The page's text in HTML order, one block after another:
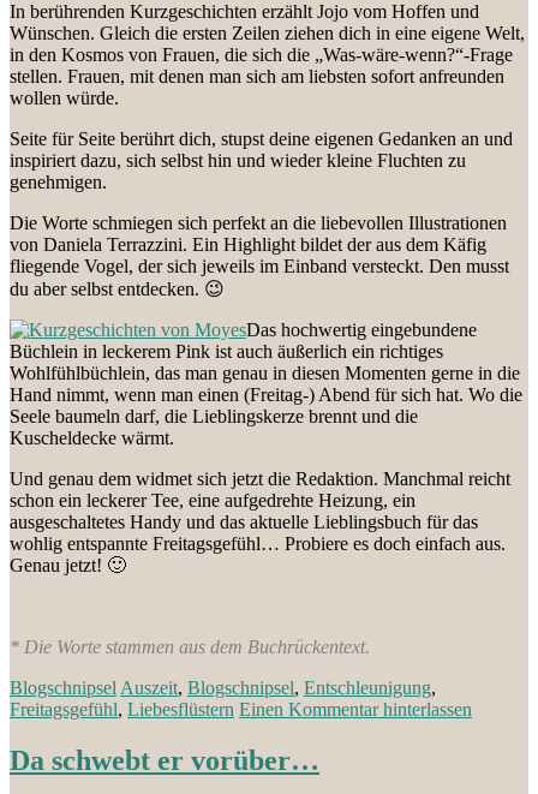
In berührenden Kurzgeschichten erzählt Jojo vom Hoffen und
Wünschen. Gleich die ersten Zeilen ziehen dich in eine eigene Welt,
in den Kosmos von Frauen, die sich die „Was-wäre-wenn?“-Frage
stellen. Frauen, mit denen man sich am liebsten sofort anfreunden
wollen würde.
Seite für Seite berührt dich, stupst deine eigenen Gedanken an und
inspiriert dazu, sich selbst hin und wieder kleine Fluchten zu
genehmigen.
Die Worte schmiegen sich perfekt an die liebevollen Illustrationen
von Daniela Terrazzini. Ein Highlight bildet der aus dem Käfig
fliegende Vogel, der sich jeweils im Einband versteckt. Den musst
du aber selbst entdecken. 😉
Das hochwertig eingebundene
Büchlein in leckerem Pink ist auch äußerlich ein richtiges
Wohlfühlbüchlein, das man genau in diesen Momenten gerne in die
Hand nimmt, wenn man einen (Freitag-) Abend für sich hat. Wo die
Seele baumeln darf, die Lieblingskerze brennt und die
Kuscheldecke wärmt.
Und genau dem widmet sich jetzt die Redaktion. Manchmal reicht
schon ein leckerer Tee, eine aufgedrehte Heizung, ein
ausgeschaltetes Handy und das aktuelle Lieblingsbuch für das
wohlig entspannte Freitagsgefühl… Probiere es doch einfach aus.
Genau jetzt! 🙂
* Die Worte stammen aus dem Buchrückentext.
Blogschnipsel Auszeit, Blogschnipsel, Entschleunigung,
Freitagsgefühl, Liebesflüstern Einen Kommentar hinterlassen
Da schwebt er vorüber…